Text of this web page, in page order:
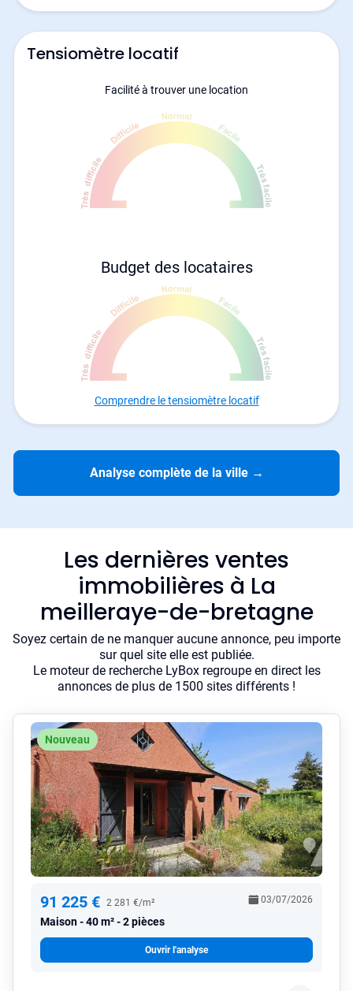
Tensiomètre locatif
Facilité à trouver une location
Budget des locataires
Comprendre le tensiomètre locatif
Analyse complète de la ville →
Les dernières ventes
immobilières à La
meilleraye-de-bretagne
Soyez certain de ne manquer aucune annonce, peu importe
sur quel site elle est publiée.
Le moteur de recherche LyBox regroupe en direct les
annonces de plus de 1500 sites différents !
Nouveau
91 225 € 2 281 €/m²
Maison 40 m² - 2 pièces
03/07/2026
Ouvrir l'analyse